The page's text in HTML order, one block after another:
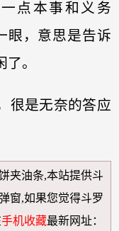
点本事和义务
眼，意思是告诉
。
很是无奈的答应
夹油条,本站提供斗
窗,如果您觉得斗罗
手机收藏最新网址：